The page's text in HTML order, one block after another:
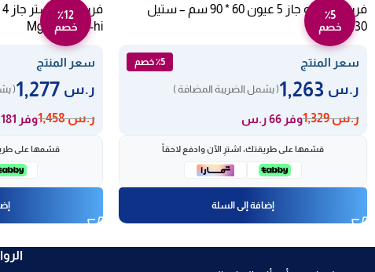
٪5
خصم
فرن غاز تكنو جاز 5 عيون 60 * 90 سم – ستيل
Tcn4730
سعر المنتج ٪5 خصم
ر.س ( يشمل الضريبة المضافة )
ر.س1,329 وفر 66 ر.س
قسّمها على طريقتك، اشترِ الآن وادفع لاحقاً
إضافة إلى السلة
٪12
خصم
Mgf6ts40g2-hi
سعر المنتج
ر.س (
ر.س1,458 وفر 181 ر.س
قسّمها على